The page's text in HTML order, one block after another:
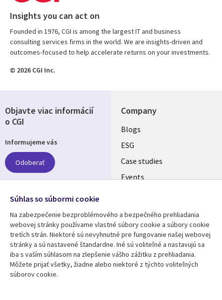
Insights you can act on
Founded in 1976, CGI is among the largest IT and business
consulting services firms in the world. We are insights-driven and
outcomes-focused to help accelerate returns on your investments.
© 2026 CGI Inc.
Company
Useful
links
SLOVAKIA
Blogs
ESG
Case studies
Events
Resource center
Library
Articles
Support
Objavte viac informácií
o CGI
Informujeme vás
Odoberať
Follow us
Social
Media
SLOVAKIA
Súhlas so súbormi cookie
Na zabezpečenie bezproblémového a bezpečného prehliadania
webovej stránky používame vlastné súbory cookie a súbory cookie
tretích strán. Niektoré sú nevyhnutné pre fungovanie našej webovej
stránky a sú nastavené štandardne. Iné sú voliteľné a nastavujú sa
iba s vaším súhlasom na zlepšenie vášho zážitku z prehliadania.
Môžete prijať všetky, žiadne alebo niektoré z týchto voliteľných
súborov cookie.